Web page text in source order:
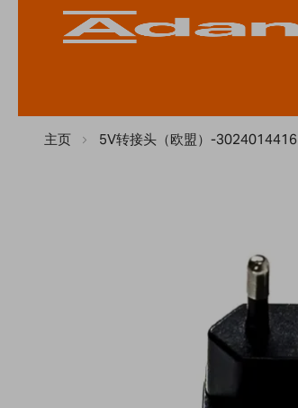
主页 5V转接头（欧盟）-3024014416